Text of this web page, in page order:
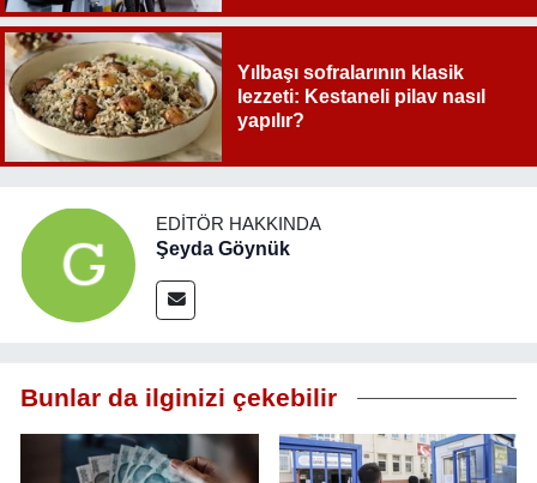
Yılbaşı sofralarının klasik
lezzeti: Kestaneli pilav nasıl
yapılır?
EDITÖR HAKKINDA
Şeyda Göynük
Bunlar da ilginizi çekebilir